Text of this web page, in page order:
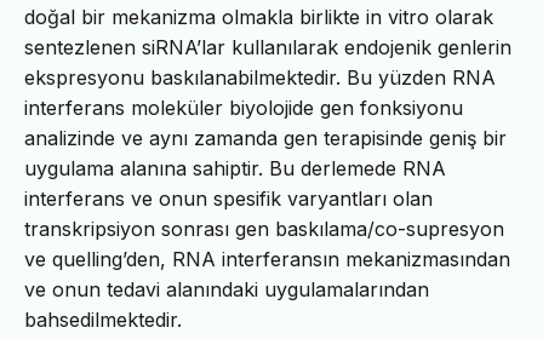
doğal bir mekanizma olmakla birlikte in vitro olarak
sentezlenen siRNA’lar kullanılarak endojenik genlerin
ekspresyonu baskılanabilmektedir. Bu yüzden RNA
interferans moleküler biyolojide gen fonksiyonu
analizinde ve aynı zamanda gen terapisinde geniş bir
uygulama alanına sahiptir. Bu derlemede RNA
interferans ve onun spesifik varyantları olan
transkripsiyon sonrası gen baskılama/co-supresyon
ve quelling’den, RNA interferansın mekanizmasından
ve onun tedavi alanındaki uygulamalarından
bahsedilmektedir.